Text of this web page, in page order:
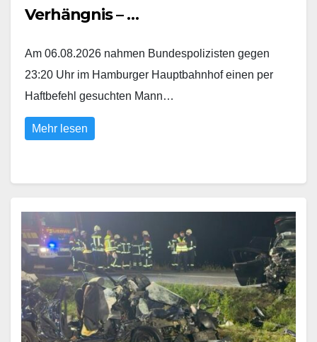
Verhängnis – …
Am 06.08.2026 nahmen Bundespolizisten gegen
23:20 Uhr im Hamburger Hauptbahnhof einen per
Haftbefehl gesuchten Mann…
Mehr lesen